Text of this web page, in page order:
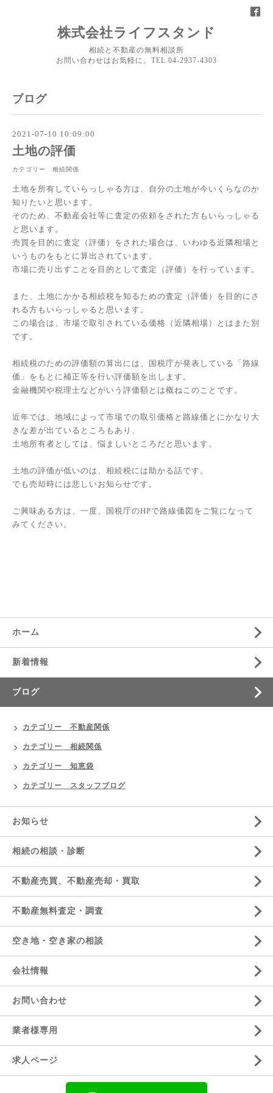
株式会社ライフスタンド
相続と不動産の無料相談所
お問い合わせはお気軽に。TEL 04-2937-4303
ブログ
2021-07-10 10:09:00
土地の評価
カテゴリー 相続関係
土地を所有していらっしゃる方は、自分の土地が今いくらなのか
知りたいと思います。
そのため、不動産会社等に査定の依頼をされた方もいらっしゃる
と思います。
売買を目的に査定（評価）をされた場合は、いわゆる近隣相場と
いうものをもとに算出されています。
市場に売り出すことを目的として査定（評価）を行っています。
また、土地にかかる相続税を知るための査定（評価）を目的にさ
れる方もいらっしゃると思います。
この場合は、市場で取引されている価格（近隣相場）とはまた別
です。
相続税のための評価額の算出には、国税庁が発表している「路線
価」をもとに補正等を行い評価額を出します。
金融機関や税理士などがいう評価額とは概ねこのことです。
近年では、地域によって市場での取引価格と路線価とにかなり大
きな差が出ているところもあり、
土地所有者としては、悩ましいところだと思います。
土地の評価が低いのは、相続税には助かる話です。
でも売却時には悲しいお知らせです。
ご興味ある方は、一度、国税庁のHPで路線価図をご覧になって
みてください。
ホーム
新着情報
ブログ
カテゴリー 不動産関係
カテゴリー 相続関係
カテゴリー 知恵袋
カテゴリー スタッフブログ
お知らせ
相続の相談・診断
不動産売買、不動産売却・買取
不動産無料査定・調査
空き地・空き家の相談
会社情報
お問い合わせ
業者様専用
求人ページ